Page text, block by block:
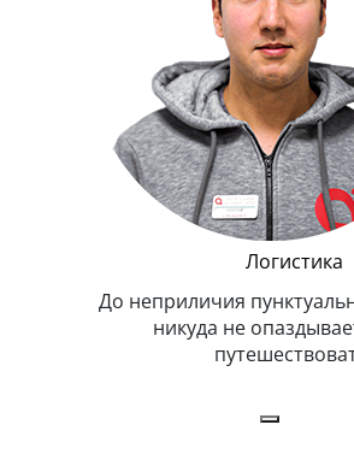
Логистика
До неприличия
никуда не